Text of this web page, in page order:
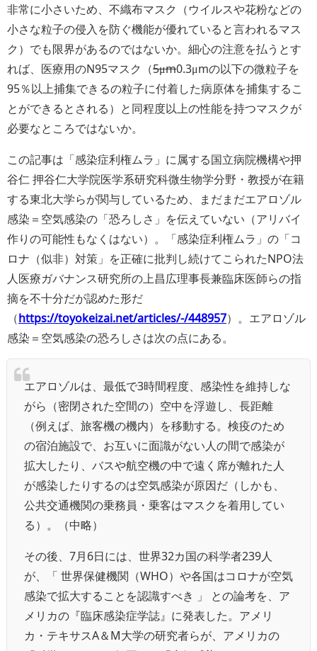
非常に小さいため、不織布マスク（ウイルスや花粉などの
小さな粒子の侵入を防ぐ機能が優れていると言われるマス
ク ）でも限界があるのではないか。細心の注意を払うとす
れば、医療用のN95マスク（5μm0.3μmの以下の微粒子を
95％以上捕集できるの粒子に付着した病原体を捕集するこ
とができるとされる）と同程度以上の性能を持つマスクが
必要なところではないか。
この記事は「感染症利権ムラ」に属する国立病院機構や押
谷仁 押谷仁大学院医学系研究科微生物学分野・教授が在籍
する東北大学らが関与しているため、まだまだエアロゾル
感染＝空気感染の「恐ろしさ」を伝えていない（アリバイ
作りの可能性もなくはない）。「感染症利権ムラ」の「コ
ロナ（似非）対策」を正確に批判し続けてこられたNPO法
人医療ガバナンス研究所の上昌広理事長兼臨床医師らの指
摘を不十分だが認めた形だ
（https://toyokeizai.net/articles/-/448957）。エアロゾル
感染＝空気感染の恐ろしさは次の点にある。
エアロゾルは、最低で3時間程度、感染性を維持しな
がら（密閉された空間の）空中を浮遊し、長距離
（例えば、旅客機の機内）を移動する。検疫のため
の宿泊施設で、お互いに面識がない人の間で感染が
拡大したり、バスや航空機の中で遠く席が離れた人
が感染したりするのは空気感染が原因だ（しかも、
公共交通機関の乗務員・乗客はマスクを着用してい
る）。（中略）
その後、7月6日には、世界32カ国の科学者239人
が、「 世界保健機関（WHO）や各国はコロナが空気
感染で拡大することを認識すべき 」 との論考を、ア
メリカの『臨床感染症学誌』に発表した。アメリ
カ・テキサスA＆M大学の研究者らが、アメリカの